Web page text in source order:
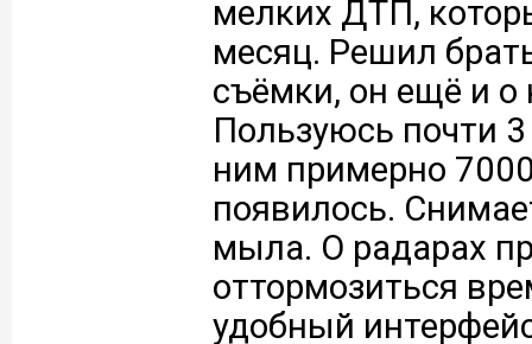
мелких ДТП,
месяц. Решил
съёмки, он ещё и о
Пользуюсь почти
ним примерно
появилось.
мыла. О радарах
оттормозиться
удобный